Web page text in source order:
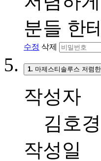
분들 한
수정 삭제
1. 마제스티솔루스 저렴
작성자
김호경
작성일